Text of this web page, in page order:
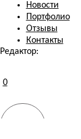
Новости
Портфолио
Отзывы
Контакты
0
Редактор: